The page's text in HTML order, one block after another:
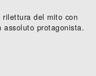
rilettura del mito con
assoluto protagonista.